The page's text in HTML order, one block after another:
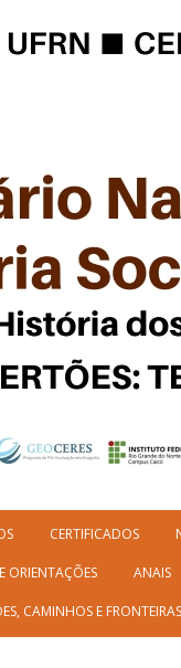
CERTIFICADOS
ORIENTAÇÕES ANAIS
CAMINHOS E FRONTEIRAS